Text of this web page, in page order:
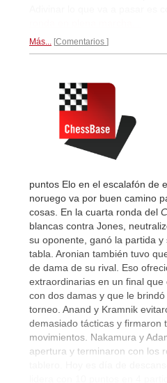
Más... Comentarios
puntos Elo en el escalafón de
noruego va por buen camino
cosas. En la cuarta ronda del
blancas contra Jones,
su oponente, ganó la partida
tabla. Aronian también tuvo
de dama de su rival. Eso
extraordinarias en un final
con dos damas y que le
torneo. Anand y Kramnik
demasiado tácticas y firmaron
movimientos. Nakamura y
apertura y terminaron con los